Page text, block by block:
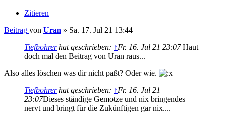
Zitieren
Beitrag von Uran » Sa. 17. Jul 21 13:44
Tiefbohrerhat geschrieben: ↑Fr. 16. Jul 21 23:07Haut
doch mal den Beitrag von Uran raus...
Also alles löschen was dir nicht paßt? Oder wie.
Tiefbohrerhat geschrieben: ↑Fr. 16. Jul 21
23:07Dieses ständige Gemotze und nix bringendes
nervt und bringt für die Zukünftigen gar nix....